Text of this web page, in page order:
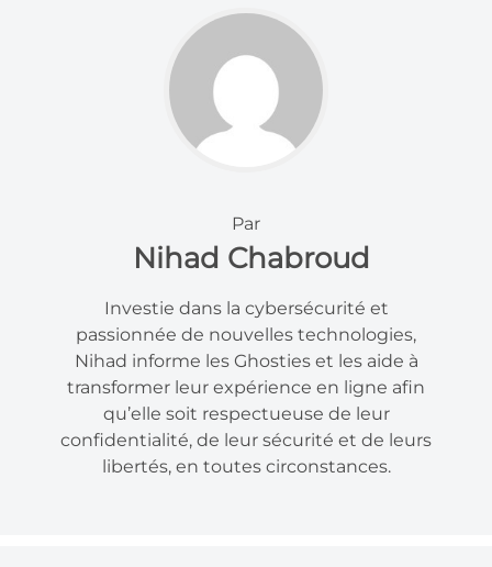
Par
Nihad Chabroud
Investie dans la cybersécurité et
passionnée de nouvelles technologies,
Nihad informe les Ghosties et les aide à
transformer leur expérience en ligne afin
qu’elle soit respectueuse de leur
confidentialité, de leur sécurité et de leurs
libertés, en toutes circonstances.